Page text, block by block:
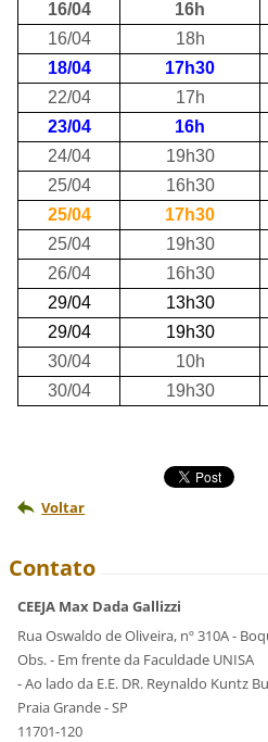
16/04
16h
16/04
18h
18/04
17h30
22/04
17h
23/04
16h
24/04
19h30
25/04
16h30
25/04
17h30
25/04
19h30
26/04
16h30
29/04
13h30
29/04
19h30
30/04
10h
30/04
19h30
Voltar
Contato
CEEJA Max Dada Gallizzi
Rua Oswaldo de Oliveira, nº 310A -
Obs. - Em frente da Faculdade UNISA
- Ao lado da E.E. DR. Reynaldo Kuntz
Praia Grande - SP
11701-120